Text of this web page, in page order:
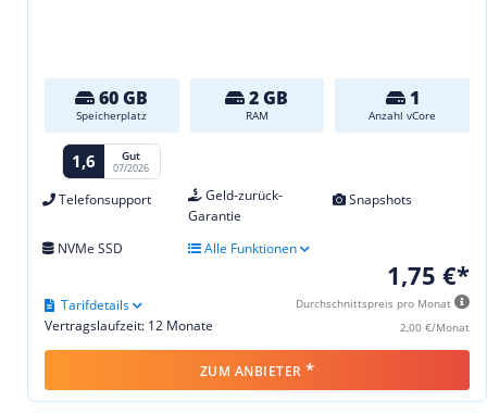
60 GB
Speicherplatz
2 GB
RAM
1
Anzahl vCore
1,6 Gut
07/2026
Telefonsupport
Geld-zurück-
Garantie
Snapshots
NVMe SSD Alle Funktionen
1,75 €*
Durchschnittspreis pro Monat
2,00 €/Monat
Vertragslaufzeit: 12 Monate
Tarifdetails
ZUM ANBIETER *